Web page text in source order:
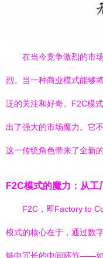
在当今竞争激烈的市
烈。当一种商业模式能够
泛的关注和好奇。F2C模
出了强大的市场魔力。它
这一传统角色带来了全新
F2C模式的魔力：从工
F2C，即Factory to
模式的核心在于，通过数
链中冗长的中间环节——如